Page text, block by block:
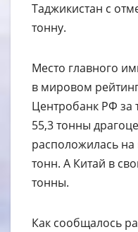
Таджикистан с
тонну.
Место главного
в мировом
Центробанк РФ за
55,3 тонны
расположилась на
тонн. А Китай в
тонны.
Как сообщалось